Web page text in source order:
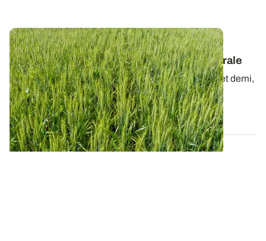
PROJET TERMINÉ
Le projet PhosphoBio : présentation générale
Lancé le 1er octobre 2020 pour une durée de 3 ans et demi,
le projet CASDAR PhosphoBio(1)...
28 SEPT. 2021